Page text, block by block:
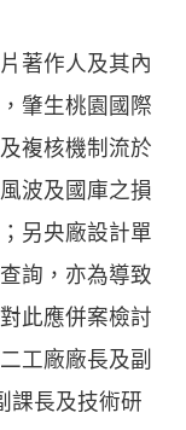
著作人及其內
肇生桃園國際
複核機制流於
波及國庫之損
另央廠設計單
詢，亦為導致
此應併案檢討
工廠廠長及副
課長及技術研